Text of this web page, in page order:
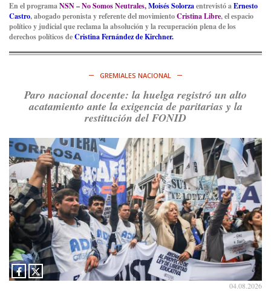
En el programaNSN – No Somos Neutrales,Moisés Solorzaentrevistó aErnesto
Castro, abogado peronista y referente del movimientoCristina Libre, el espacio
político y judicial que reclama la absolución y la recuperación plena de los
derechos políticos deCristina Fernández de Kirchner.
GREMIALES NACIONAL
Paro nacional docente: la huelga registró un alto
acatamiento ante la exigencia de paritarias y la
restitución del FONID
04.08.2026